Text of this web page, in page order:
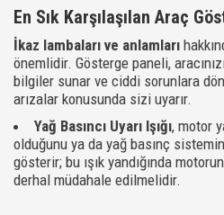
En Sık Karşılaşılan Araç
İkaz lambaları ve anlamları
önemlidir. Gösterge paneli,
bilgiler sunar ve ciddi sorunlara
arızalar konusunda sizi uyarır.
Yağ Basıncı Uyarı Işığı, motor
olduğunu ya da yağ basınç
gösterir; bu ışık yandığında
derhal müdahale edilmelidir.